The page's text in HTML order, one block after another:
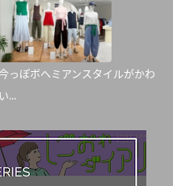
っぽボヘミアンスタイルがかわ
い...